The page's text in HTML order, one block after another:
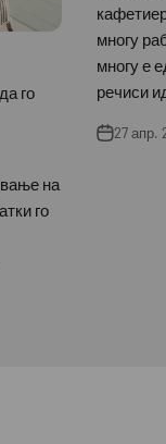
го
на
го
многу
многу е
речиси
27 апр.